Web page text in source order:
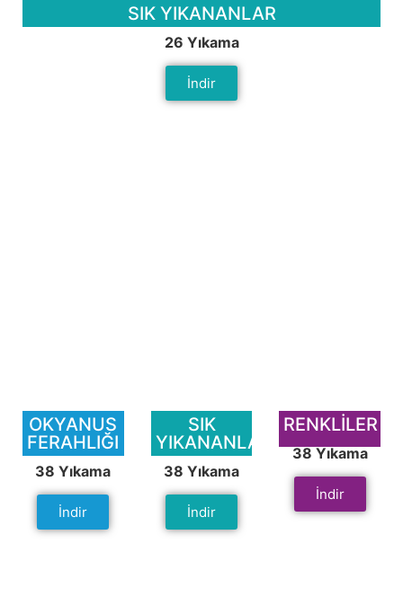
SIK YIKANANLAR
26 Yıkama
İndir
OKYANUS
FERAHLIĞI
38 Yıkama
İndir
SIK
YIKANANLAR
38 Yıkama
İndir
RENKLİLER
38 Yıkama
İndir